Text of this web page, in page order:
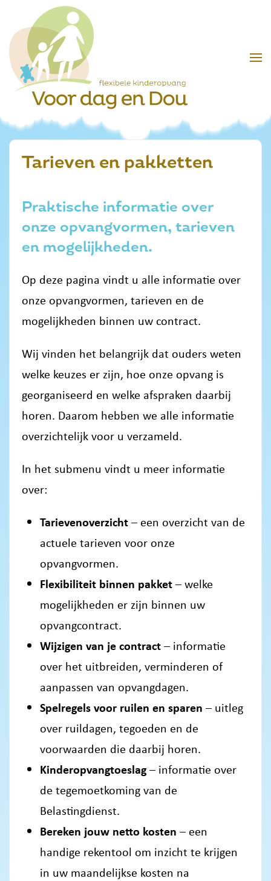
Skip to main content
Tarieven en pakketten
Praktische informatie over
onze opvangvormen, tarieven
en mogelijkheden.
Op deze pagina vindt u alle informatie over
onze opvangvormen, tarieven en de
mogelijkheden binnen uw contract.
Wij vinden het belangrijk dat ouders weten
welke keuzes er zijn, hoe onze opvang is
georganiseerd en welke afspraken daarbij
horen. Daarom hebben we alle informatie
overzichtelijk voor u verzameld.
In het submenu vindt u meer informatie
over:
Tarievenoverzicht– een overzicht van de
actuele tarieven voor onze
opvangvormen.
Flexibiliteit binnen pakket– welke
mogelijkheden er zijn binnen uw
opvangcontract.
Wijzigen van je contract– informatie
over het uitbreiden, verminderen of
aanpassen van opvangdagen.
Spelregels voor ruilen en sparen – uitleg
over ruildagen, tegoeden en de
voorwaarden die daarbij horen.
Kinderopvangtoeslag– informatie over
de tegemoetkoming van de
Belastingdienst.
Bereken jouw netto kosten – een
handige rekentool om inzicht te krijgen
in uw maandelijkse kosten na